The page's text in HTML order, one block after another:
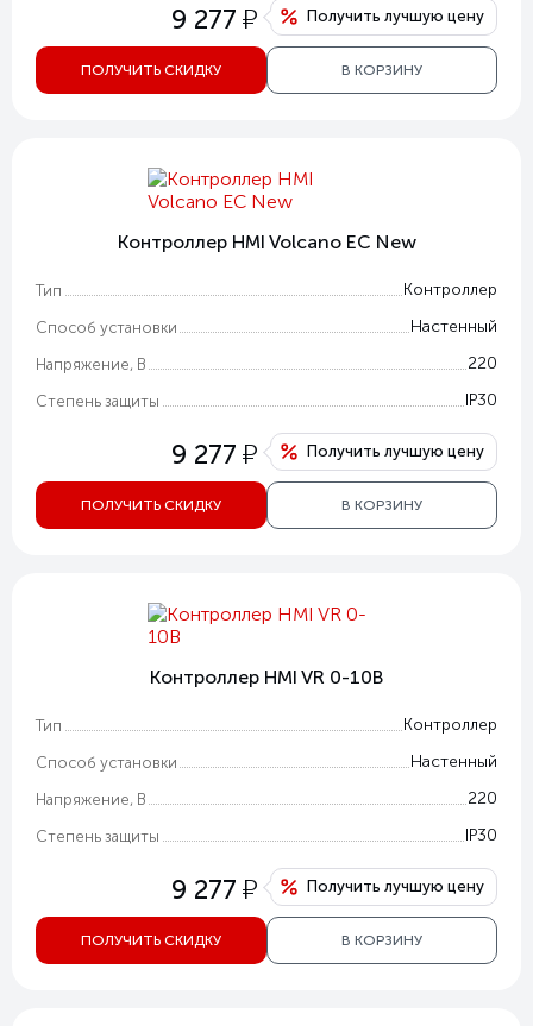
9 277 у Получить лучшую цену
ПОЛУЧИТЬ СКИДКУ В КОРЗИНУ
Контроллер HMI Volcano EC New
Тип Контроллер
Способ установки Настенный
Напряжение, В 220
Степень защиты IP30
9 277 у Получить лучшую цену
ПОЛУЧИТЬ СКИДКУ В КОРЗИНУ
Контроллер HMI VR 0-10В
Тип Контроллер
Способ установки Настенный
Напряжение, В 220
Степень защиты IP30
9 277 у Получить лучшую цену
ПОЛУЧИТЬ СКИДКУ В КОРЗИНУ